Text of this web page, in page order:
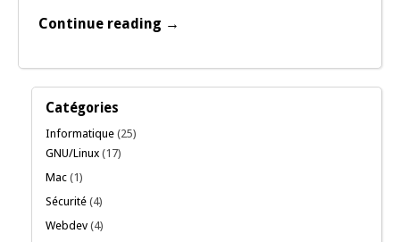
Continue reading →
Catégories
Informatique (25)
GNU/Linux (17)
Mac (1)
Sécurité (4)
Webdev (4)